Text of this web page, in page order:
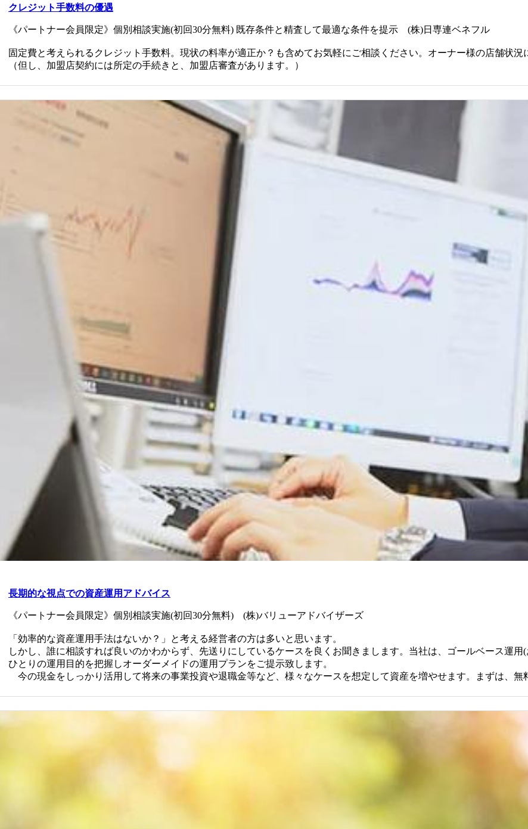
クレジット手数料の優遇
《パートナー会員限定》個別相談実施(初回30分無料) 既存条件と精査して最適な条件を提示 (株)日専連ベネフル
固定費と考えられるクレジット手数料。現状の料率が適正か？も含めてお気軽にご相談ください。オーナー様の店舗状況
（但し、加盟店契約には所定の手続きと、加盟店審査があります。）
長期的な視点での資産運用アドバイス
《パートナー会員限定》個別相談実施(初回30分無料) (株)バリューアドバイザーズ
「効率的な資産運用手法はないか？」と考える経営者の方は多いと思います。
しかし、誰に相談すれば良いのかわからず、先送りにしているケースを良くお聞きまします。当社は、ゴールベース運
ひとりの運用目的を把握しオーダーメイドの運用プランをご提示致します。
今の現金をしっかり活用して将来の事業投資や退職金等など、様々なケースを想定して資産を増やせます。まずは、無